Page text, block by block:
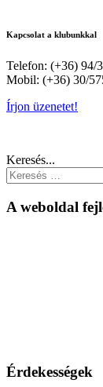
Kapcsolat a klubunkkal
Telefon: (+36) 94/
Mobil: (+36) 30/
Írjon üzenetet!
Keresés...
A weboldal
Érdekességek